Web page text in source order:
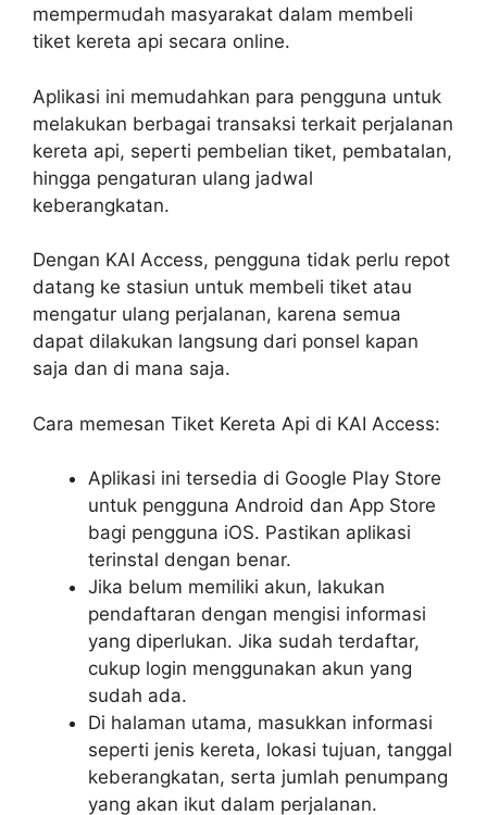
mempermudah masyarakat dalam membeli
tiket kereta api secara online.
Aplikasi ini memudahkan para pengguna untuk
melakukan berbagai transaksi terkait perjalanan
kereta api, seperti pembelian tiket, pembatalan,
hingga pengaturan ulang jadwal
keberangkatan.
Dengan KAI Access, pengguna tidak perlu repot
datang ke stasiun untuk membeli tiket atau
mengatur ulang perjalanan, karena semua
dapat dilakukan langsung dari ponsel kapan
saja dan di mana saja.
Cara memesan Tiket Kereta Api di KAI Access:
Aplikasi ini tersedia di Google Play Store
untuk pengguna Android dan App Store
bagi pengguna iOS. Pastikan aplikasi
terinstal dengan benar.
Jika belum memiliki akun, lakukan
pendaftaran dengan mengisi informasi
yang diperlukan. Jika sudah terdaftar,
cukup login menggunakan akun yang
sudah ada.
Di halaman utama, masukkan informasi
seperti jenis kereta, lokasi tujuan, tanggal
keberangkatan, serta jumlah penumpang
yang akan ikut dalam perjalanan.